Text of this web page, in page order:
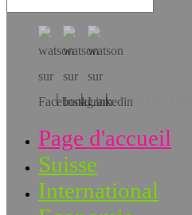
Téléchargez l’app!
Page d'accueil
Suisse
International